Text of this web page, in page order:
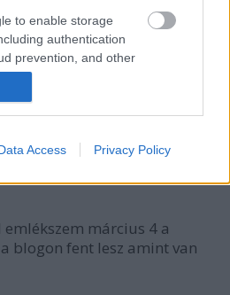
to enable storage
authentication
prevention, and other
Access Privacy Policy
kapni? Erről már nem
:-)
emlékszem március 4 a
blogon fent lesz amint van